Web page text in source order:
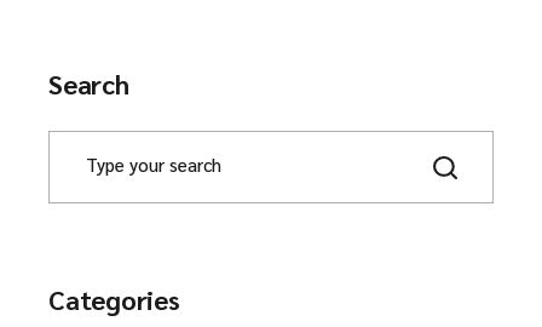
Search
Categories